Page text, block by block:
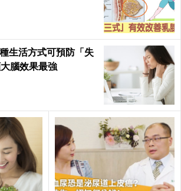
生活方式可預防「失
腦效果最強